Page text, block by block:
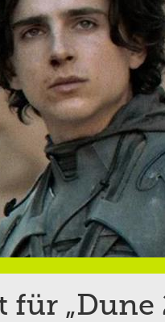
„Dune